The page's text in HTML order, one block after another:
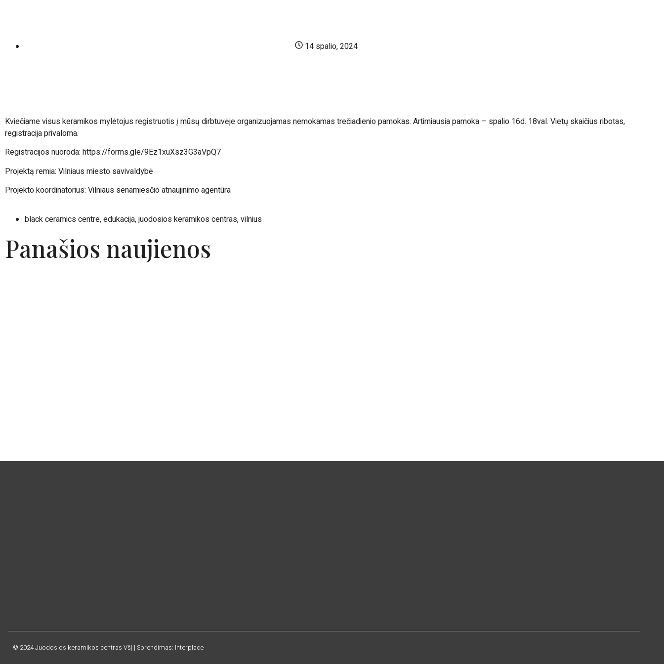
14 spalio, 2024
Kviečiame visus keramikos mylėtojus registruotis į mūsų dirbtuvėje organizuojamas nemokamas trečiadienio pamokas. Artimiausia pamoka – spalio 16d. 18val. Vietų skaičius ribotas,
registracija privaloma.
Registracijos nuoroda: https://forms.gle/9Ez1xuXsz3G3aVpQ7
Projektą remia: Vilniaus miesto savivaldybė
Projekto koordinatorius: Vilniaus senamiesčio atnaujinimo agentūra
black ceramics centre,edukacija,juodosios keramikos centras,vilnius
Panašios naujienos
© 2024 Juodosios keramikos centras VšĮ | Sprendimas: Interplace